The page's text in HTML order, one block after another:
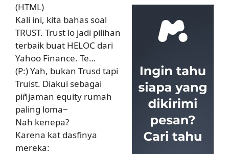
(HTML)
Kali ini, kita bahas soal
TRUST. Trust lo jadi pilihan
terbaik buat HELOC dari
Yahoo Finance. Te…
(P:) Yah, bukan Trusd tapi
Truist. Diakui sebagai
piñjaman equity rumah
paling loma~
Nah kenepa?
Karena kat dasfinya
mereka: